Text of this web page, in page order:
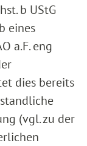
b UStG
eines
a.F. eng
dies bereits
(vgl. zu der